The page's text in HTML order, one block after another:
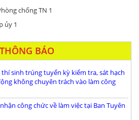
THÔNG BÁO
sinh trúng tuyển kỳ kiểm tra, sát hạch
không chuyên trách vào làm công
công chức về làm việc tại Ban Tuyên